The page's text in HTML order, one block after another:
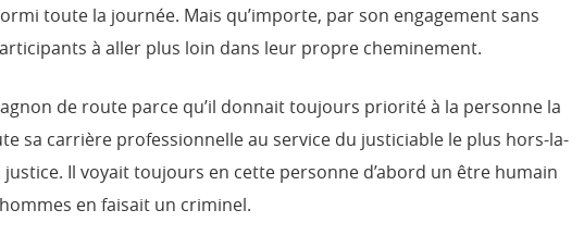
toute la journée. Mais qu’importe, par son engagement sans
à aller plus loin dans leur propre cheminement.
de route parce qu’il donnait toujours priorité à la personne la
sa carrière professionnelle au service du justiciable le plus hors-la-
Il voyait toujours en cette personne d’abord un être humain
en faisait un criminel.